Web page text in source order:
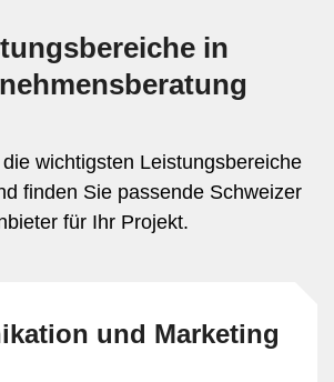
in
wichtigsten Leistungsbereiche
finden Sie passende Schweizer
für Ihr Projekt.
und Marketing